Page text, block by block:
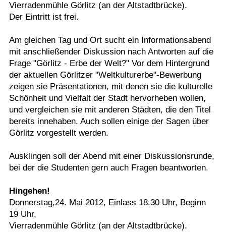
Vierradenmühle Görlitz (an der Altstadtbrücke).
Der Eintritt ist frei.
Am gleichen Tag und Ort sucht ein Informationsabend
mit anschließender Diskussion nach Antworten auf die
Frage "Görlitz - Erbe der Welt?" Vor dem Hintergrund
der aktuellen Görlitzer "Weltkulturerbe"-Bewerbung
zeigen sie Präsentationen, mit denen sie die kulturelle
Schönheit und Vielfalt der Stadt hervorheben wollen,
und vergleichen sie mit anderen Städten, die den Titel
bereits innehaben. Auch sollen einige der Sagen über
Görlitz vorgestellt werden.
Ausklingen soll der Abend mit einer Diskussionsrunde,
bei der die Studenten gern auch Fragen beantworten.
Hingehen!
Donnerstag,24. Mai 2012, Einlass 18.30 Uhr, Beginn
19 Uhr,
Vierradenmühle Görlitz (an der Altstadtbrücke).